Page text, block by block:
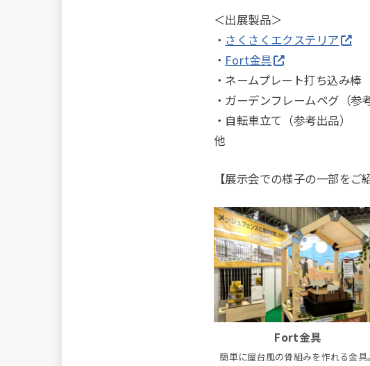
＜出展製品＞
・ さくさくエクステリア
・ Fort金具
・ネームプレート打ち込み
・ガーデンフレームペグ（参
・自転車立て（参考出品）
他
【展示会での様子の一部をご
Fort金具
簡単に屋台風の骨組みを作れる金具。